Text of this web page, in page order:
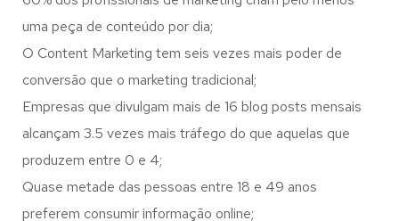
uma peça de conteúdo por dia;
O Content Marketing tem seis vezes mais poder de
conversão que o marketing tradicional;
Empresas que divulgam mais de 16 blog posts mensais
alcançam 3.5 vezes mais tráfego do que aquelas que
produzem entre 0 e 4;
Quase metade das pessoas entre 18 e 49 anos
preferem consumir informação online;